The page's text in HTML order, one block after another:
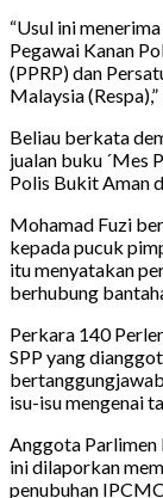
“Usul ini
Pegawai Kanan
(PPRP) dan
Malaysia
Beliau berkata
jualan buku ´Mes
Polis Bukit Aman
Mohamad Fuzi
kepada pucuk
itu menyatakan
berhubung
Perkara 140
SPP yang
isu-isu mengenai
Anggota Parlimen
ini dilaporkan
penubuhan